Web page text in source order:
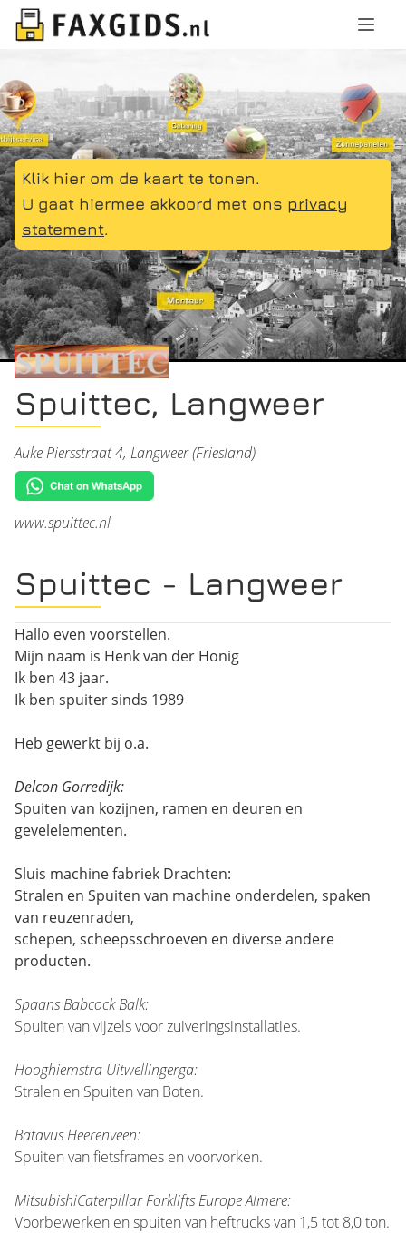
Klik hier om de kaart te tonen.
U gaat hiermee akkoord met ons privacy
statement.
Spuittec, Langweer
Auke Piersstraat 4, Langweer (Friesland)
www.spuittec.nl
Spuittec - Langweer
Hallo even voorstellen.
Mijn naam is Henk van der Honig
Ik ben 43 jaar.
Ik ben spuiter sinds 1989
Heb gewerkt bij o.a.
Delcon Gorredijk:
Spuiten van kozijnen, ramen en deuren en
gevelelementen.
Sluis machine fabriek Drachten:
Stralen en Spuiten van machine onderdelen, spaken
van reuzenraden,
schepen, scheepsschroeven en diverse andere
producten.
Spaans Babcock Balk:
Spuiten van vijzels voor zuiveringsinstallaties.
Hooghiemstra Uitwellingerga:
Stralen en Spuiten van Boten.
Batavus Heerenveen:
Spuiten van fietsframes en voorvorken.
MitsubishiCaterpillar Forklifts Europe Almere:
Voorbewerken en spuiten van heftrucks van 1,5 tot 8,0 ton.